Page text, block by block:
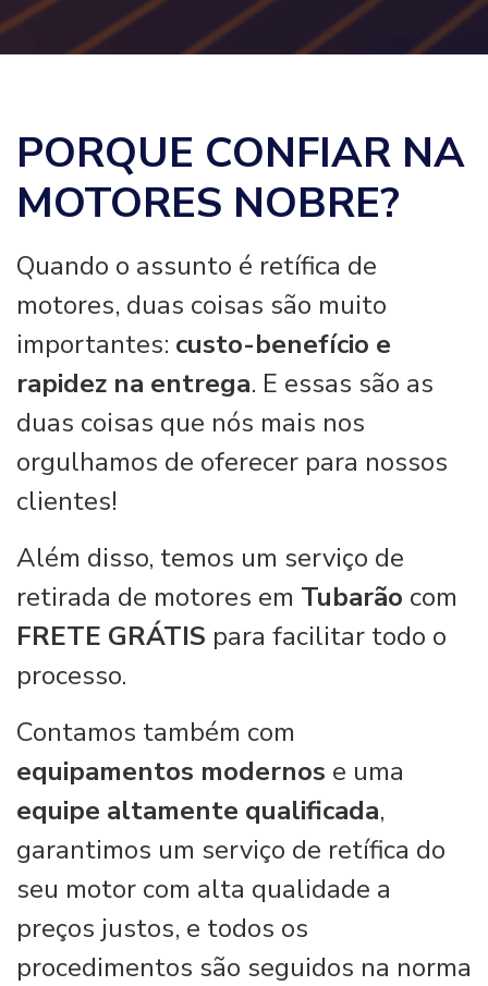
PORQUE CONFIAR NA
MOTORES NOBRE?
Quando o assunto é retífica de
motores, duas coisas são muito
importantes: custo-benefício e
rapidez na entrega. E essas são as
duas coisas que nós mais nos
orgulhamos de oferecer para nossos
clientes!
Além disso, temos um serviço de
retirada de motores em Tubarão com
FRETE GRÁTIS para facilitar todo o
processo.
Contamos também com
equipamentos modernos e uma
equipe altamente qualificada,
garantimos um serviço de retífica do
seu motor com alta qualidade a
preços justos, e todos os
procedimentos são seguidos na norma